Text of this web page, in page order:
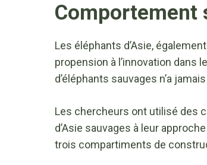
Comportement
Les éléphants d’Asie,
propension à l’innovation dans
d’éléphants sauvages n’a
Les chercheurs ont utilisé des
d’Asie sauvages à leur
trois compartiments de